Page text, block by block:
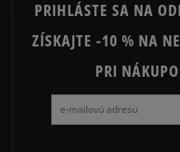
Ako zhromažďujeme
PRIHLÁSTE SA NA
ZÍSKAJTE -10 % NA
PRI